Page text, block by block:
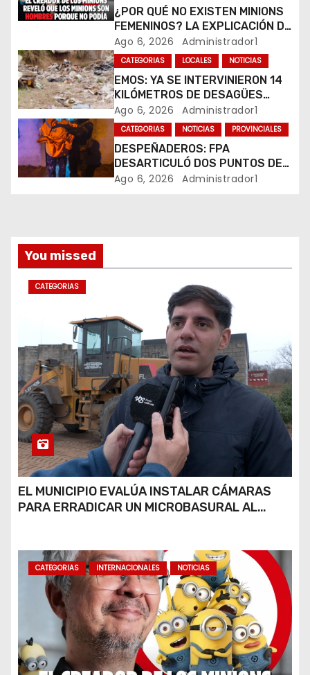
e
e
n
t
r
a
s
¿POR QUÉ NO EXISTEN MINIONS
FEMENINOS? LA EXPLICACIÓN DE
SU CREADOR QUE VOLVIÓ A
VIRALIZARSE
Ago 6, 2026 Administrador1
CATEGORIAS LOCALES NOTICIAS
EMOS: YA SE INTERVINIERON 14
KILÓMETROS DE DESAGÜES
PLUVIALES
Ago 6, 2026 Administrador1
CATEGORIAS NOTICIAS PROVINCIALES
DESPEÑADEROS: FPA
DESARTICULÓ DOS PUNTOS DE
VENTA DE DROGAS. TRES
Ago 6, 2026 Administrador1
You missed
CATEGORIAS
EL MUNICIPIO EVALÚA INSTALAR CÁMARAS
PARA ERRADICAR UN MICROBASURAL AL
CATEGORIAS INTERNACIONALES NOTICIAS